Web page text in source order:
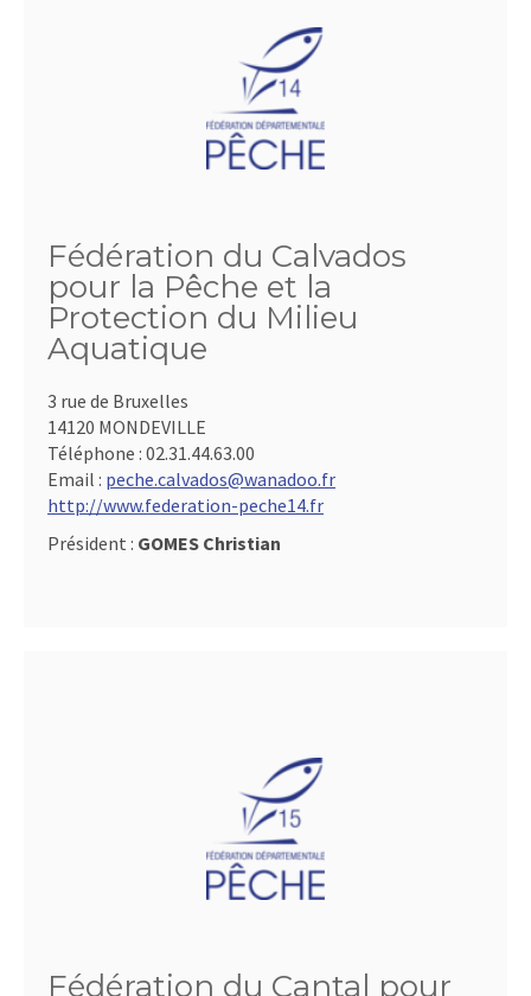
Fédération du Calvados
pour la Pêche et la
Protection du Milieu
Aquatique
3 rue de Bruxelles
14120 MONDEVILLE
Téléphone : 02.31.44.63.00
Email : peche.calvados@wanadoo.fr
http://www.federation-peche14.fr
Président : GOMES Christian
Fédération du Cantal pour